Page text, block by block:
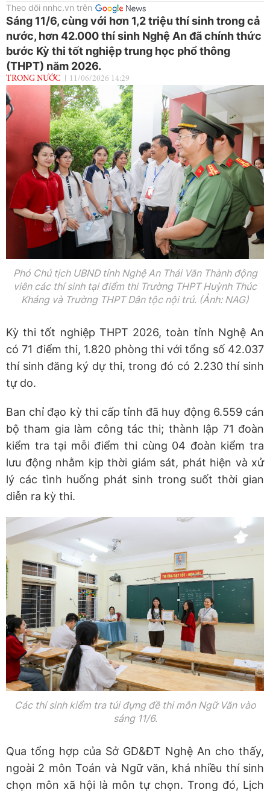
Theo dõi nnhc.vn trên
Sáng 11/6, cùng với hơn 1,2 triệu thí sinh trong cả
nước, hơn 42.000 thí sinh Nghệ An đã chính thức
bước Kỳ thi tốt nghiệp trung học phổ thông
(THPT) năm 2026.
TRONG NƯỚC 11/06/2026 14:29
Phó Chủ tịch UBND tỉnh Nghệ An Thái Văn Thành động
viên các thí sinh tại điểm thi Trường THPT Huỳnh Thúc
Kháng và Trường THPT Dân tộc nội trú. (Ảnh: NAG)
Kỳ thi tốt nghiệp THPT 2026, toàn tỉnh Nghệ An
có 71 điểm thi, 1.820 phòng thi với tổng số 42.037
thí sinh đăng ký dự thi, trong đó có 2.230 thí sinh
tự do.
Ban chỉ đạo kỳ thi cấp tỉnh đã huy động 6.559 cán
bộ tham gia làm công tác thi; thành lập 71 đoàn
kiểm tra tại mỗi điểm thi cùng 04 đoàn kiểm tra
lưu động nhằm kịp thời giám sát, phát hiện và xử
lý các tình huống phát sinh trong suốt thời gian
diễn ra kỳ thi.
Các thí sinh kiểm tra túi đựng đề thi môn Ngữ Văn vào
sáng 11/6.
Qua tổng hợp của Sở GD&ĐT Nghệ An cho thấy,
ngoài 2 môn Toán và Ngữ văn, khá nhiều thí sinh
chọn môn xã hội là môn tự chọn. Trong đó, Lịch